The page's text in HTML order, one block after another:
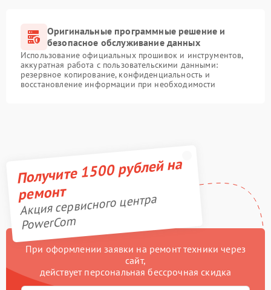
Оригинальные программные решение и
безопасное обслуживание данных
Использование официальных прошивок и инструментов,
аккуратная работа с пользовательскими данными:
резервное копирование, конфиденциальность и
восстановление информации при необходимости
Получите 1500 рублей на
ремонт
Акция сервисного центра
PowerCom
При оформлении заявки на ремонт техники через
сайт,
действует персональная бессрочная скидка